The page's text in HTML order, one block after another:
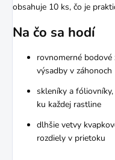
obsahuje 10 ks, čo je
Na čo sa hodí
rovnomerné bodové
výsadby v záhonoch
skleníky a
ku každej rastline
dlhšie vetvy
rozdiely v prietoku